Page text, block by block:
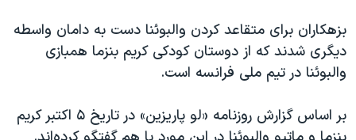
بزهکاران برای متقاعد کردن والبوئنا دست به دامان واسطه‌
دیگری شدند که از دوستان کودکی کریم بنزما همبازی
والبوئنا در تیم ملی فرانسه است.
بر اساس گزارش روزنامه «لو پاریزین» در تاریخ ۵ اکتبر کریم